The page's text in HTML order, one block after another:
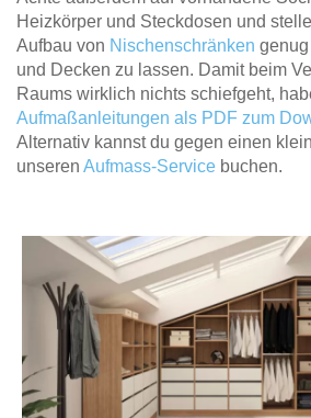
Heizkörper und Steckdosen und
Aufbau von Nischenschränken
und Decken zu lassen. Damit beim
Raums wirklich nichts schiefgeht,
Aufmaßanleitungen als PDF zum
Alternativ kannst du gegen einen
unseren Aufmass-Service buchen.